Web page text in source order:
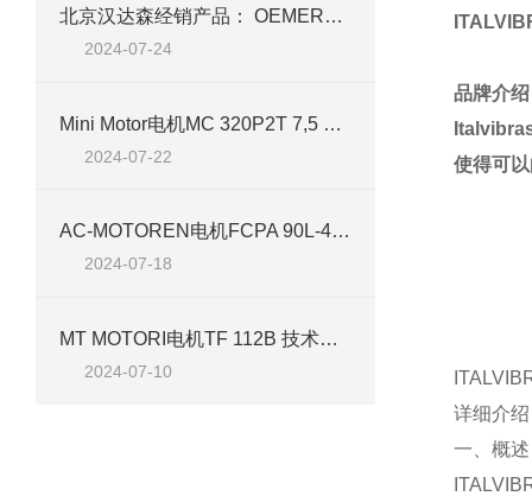
北京汉达森经销产品： OEMER电机 QCAVM 90L 详细介绍
2024-07-24
Mini Motor电机MC 320P2T 7,5 B3 技术介绍
2024-07-22
AC-MOTOREN电机FCPA 90L-4/HE 技术介绍
2024-07-18
MT MOTORI电机TF 112B 技术介绍
2024-07-10
品牌介绍
使得可
详细介
一、概述